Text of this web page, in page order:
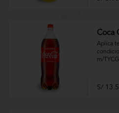
Coca
Aplica
m/
S/